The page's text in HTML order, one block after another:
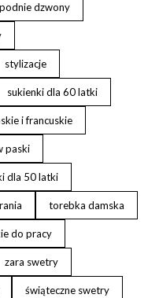
dzwony
stylizacje
sukienki dla 60 latki
i francuskie
paski
dla 50 latki
torebka damska
do pracy
zara swetry
świąteczne swetry